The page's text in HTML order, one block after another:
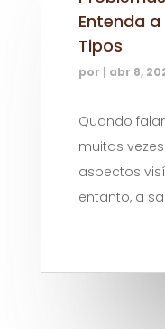
Entenda
Tipos
por | abr 8,
Quando
muitas
aspectos
entanto, a